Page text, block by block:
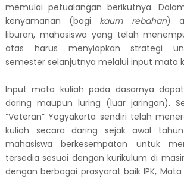
memulai petualangan berikutnya.
kenyamanan (bagi kaum rebahan)
liburan, mahasiswa yang telah
atas harus menyiapkan strategi
semester selanjutnya melalui input mata
Input mata kuliah pada dasarnya
daring maupun luring (luar jaringan).
“Veteran” Yogyakarta sendiri telah
kuliah secara daring sejak awal
mahasiswa berkesempatan untuk
tersedia sesuai dengan kurikulum di
dengan berbagai prasyarat baik IPK,